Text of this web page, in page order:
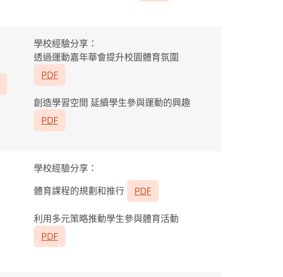
學校經驗分享：
透過運動嘉年華會提升校園體育氛圍
PDF
創造學習空間 延續學生參與運動的興趣
PDF
學校經驗分享：
體育課程的規劃和推行
PDF
利用多元策略推動學生參與體育活動
PDF